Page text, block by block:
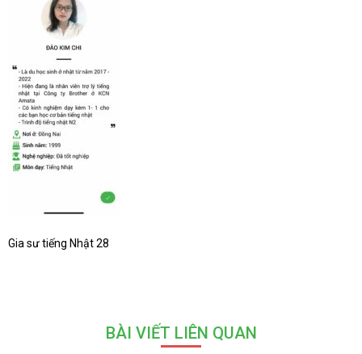
Gia sư tiếng Nhật 28
BÀI VIẾT LIÊN QUAN